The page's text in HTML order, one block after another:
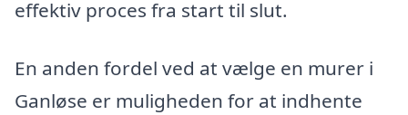
effektiv proces fra start til slut.
En anden fordel ved at vælge en murer i
Ganløse er muligheden for at indhente